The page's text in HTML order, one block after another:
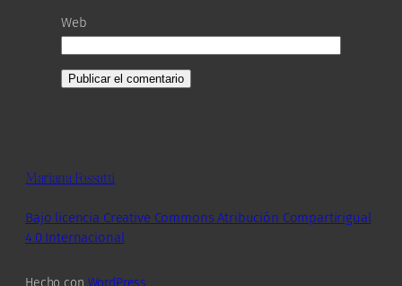
Web
Mariana Fossatti
Bajo licencia Creative Commons Atribución Compartirigual
4.0 Internacional